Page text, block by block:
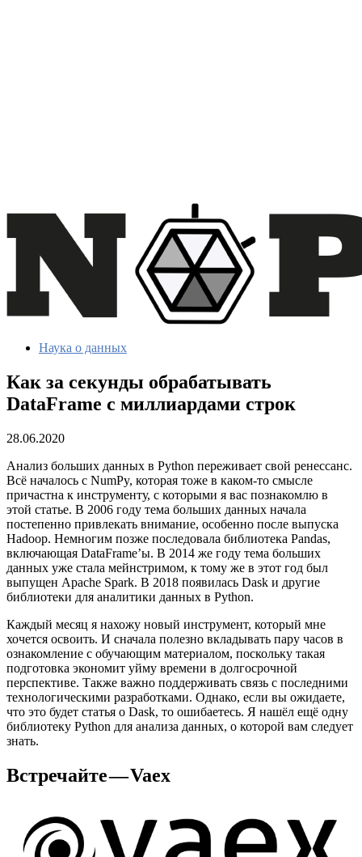
Наука о данных
Как за секунды обрабатывать
DataFrame с миллиардами строк
28.06.2020
Анализ больших данных в Python переживает свой ренессанс.
Всё началось с NumPy, которая тоже в каком-то смысле
причастна к инструменту, с которыми я вас познакомлю в
этой статье. В 2006 году тема больших данных начала
постепенно привлекать внимание, особенно после выпуска
Hadoop. Немногим позже последовала библиотека Pandas,
включающая DataFrame’ы. В 2014 же году тема больших
данных уже стала мейнстримом, к тому же в этот год был
выпущен Apache Spark. В 2018 появилась Dask и другие
библиотеки для аналитики данных в Python.
Каждый месяц я нахожу новый инструмент, который мне
хочется освоить. И сначала полезно вкладывать пару часов в
ознакомление с обучающим материалом, поскольку такая
подготовка экономит уйму времени в долгосрочной
перспективе. Также важно поддерживать связь с последними
технологическими разработками. Однако, если вы ожидаете,
что это будет статья о Dask, то ошибаетесь. Я нашёл ещё одну
библиотеку Python для анализа данных, о которой вам следует
знать.
Встречайте — Vaex